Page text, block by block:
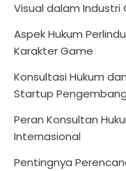
Visual dalam Industri
Aspek Hukum
Karakter Game
Konsultasi Hukum
Startup
Peran Konsultan
Internasional
Pentingnya